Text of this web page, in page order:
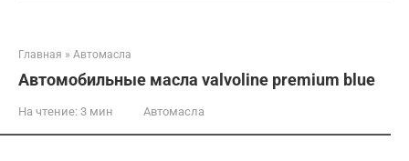
Главная » Автомасла
Автомобильные мacлa valvoline premium blue
На чтение: 3 мин Автомасла